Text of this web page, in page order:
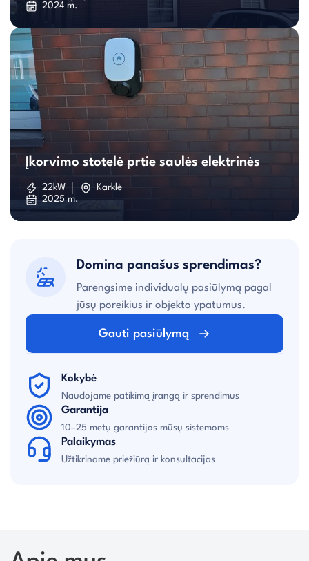
elektrinė
su
kaupikliais
2024 m.
Įkorvimo
stotelė
Įkorvimo stotelė prtie saulės elektrinės
22kW
Karklė
2025 m.
Domina panašus sprendimas?
Parengsime individualų pasiūlymą pagal
jūsų poreikius ir objekto ypatumus.
Gauti pasiūlymą
Kokybė
Naudojame patikimą įrangą ir sprendimus
Garantija
10–25 metų garantijos mūsų sistemoms
Palaikymas
Užtikriname priežiūrą ir konsultacijas